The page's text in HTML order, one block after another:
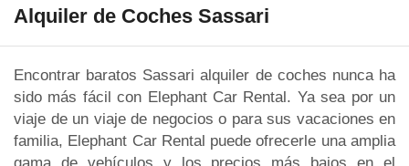
Alquiler de Coches Sassari
Encontrar baratos Sassari alquiler de coches nunca ha
sido más fácil con Elephant Car Rental. Ya sea por un
viaje de un viaje de negocios o para sus vacaciones en
familia, Elephant Car Rental puede ofrecerle una amplia
gama de vehículos y los precios más bajos en el